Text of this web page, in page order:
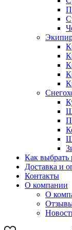
Как выбрать
Доставка и
Контакты
О компании
О